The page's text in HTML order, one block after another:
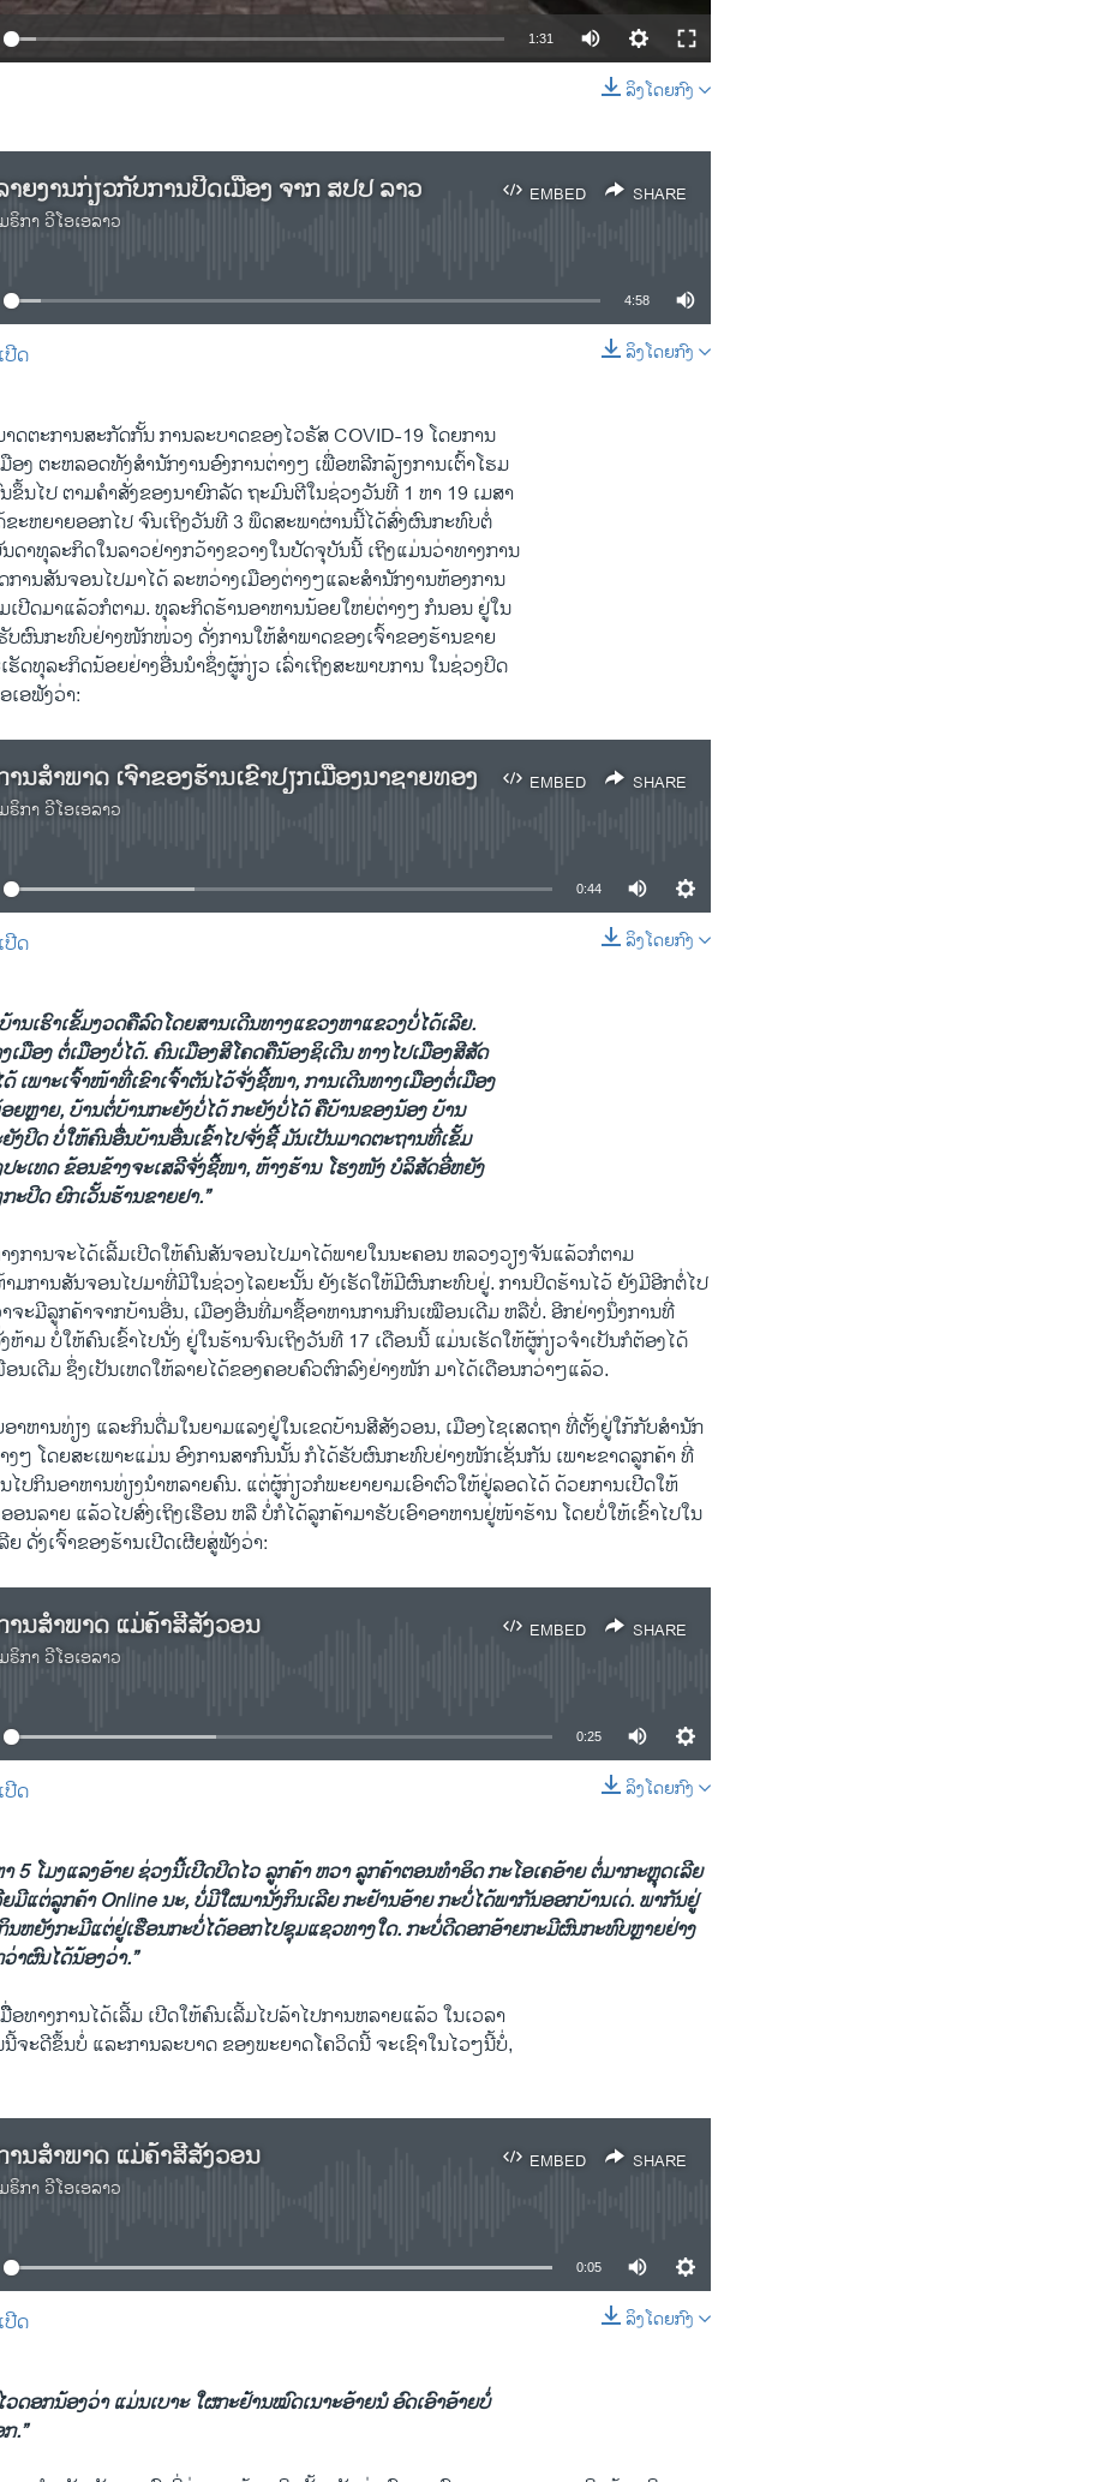
SHARE
1:31
ລິງໂດຍກົງ
EMBED SHARE
າຍງານກ່ຽວກັບການປິດເມືອງ ຈາກ ສປປ ລາວ
ຣິກາ ວີໂອເອລາວ
SHARE
4:58
ລິງໂດຍກົງ
ປີດ
ດຕະການສະກັດກັ້ນ ການລະບາດຂອງໄວຣັສ COVID-19 ໂດຍການ
ອງ ຕະຫລອດທັງສໍານັກງານອົງການຕ່າງໆ ເພື່ອຫລີກລ້ຽງການເຕົ້າໂຮມ
ຂຶ້ນໄປ ຕາມຄໍາສັ່ງຂອງນາຍົກລັດ ຖະມົນຕີໃນຊ່ວງວັນທີ 1 ຫາ 19 ເມສາ
ຂະຫຍາຍອອກໄປ ຈົນເຖິງວັນທີ 3 ພຶດສະພາຜ່ານນີ້ໄດ້ສົ່ງຜົນກະທົບຕໍ່
ດາທຸລະກິດໃນລາວຢ່າງກວ້າງຂວາງໃນປັດຈຸບັນນີ້ ເຖິງແມ່ນວ່າທາງການ
ການສັນຈອນໄປມາໄດ້ ລະຫວ່າງເມືອງຕ່າງໆແລະສໍານັກງານຫ້ອງການ
ເປີດມາແລ້ວກໍຕາມ. ທຸລະກິດຮ້ານອາຫານນ້ອຍໃຫຍ່ຕ່າງໆ ກໍນອນ ຢູ່ໃນ
ຜົນກະທົບຢ່າງໜັກໜ່ວງ ດັ່ງການໃຫ້ສໍາພາດຂອງເຈົ້າຂອງຮ້ານຂາຍ
ຮັດທຸລະກິດນ້ອຍຢ່າງອື່ນນໍາຊຶ່ງຜູ້ກ່ຽວ ເລົ່າເຖິງສະພາບການ ໃນຊ່ວງປິດ
ເອຟັງວ່າ:
EMBED SHARE
ານສຳພາດ ເຈົ້າຂອງຮ້ານເຂົ້າປຽກເມືອງນາຊາຍທອງ
ຣິກາ ວີໂອເອລາວ
SHARE
0:44
ລິງໂດຍກົງ
ປີດ
ານເຮົາເຂັ້ມງວດຄືລົດໂດຍສານເດີນທາງແຂວງຫາແຂວງບໍ່ໄດ້ເລີຍ.
ເມືອງ ຕໍ່ເມືອງບໍ່ໄດ້. ຄົນເມືອງສີໂຄດຄືນ້ອງຊິເດີນ ທາງໄປເມືອງສີສັດ
ເພາະເຈົ້າໜ້າທີ່ເຂົາເຈົ້າຕັນໄວ້ຈັ່ງຊີ້ໜາ, ການເດີນທາງເມືອງຕໍ່ເມືອງ
ຫຼາຍ, ບ້ານຕໍ່ບ້ານກະຍັງບໍ່ໄດ້ ກະຍັງບໍ່ໄດ້ ຄືບ້ານຂອງນ້ອງ ບ້ານ
ງປິດ ບໍ່ໃຫ້ຄົນອື່ນບ້ານອື່ນເຂົ້າໄປຈັ່ງຊີ້ ມັນເປັນມາດຕະຖານທີ່ເຂັ້ມ
ະເທດ ຂ້ອນຂ້າງຈະເສລີຈັ່ງຊີ້ໜາ, ຫ້າງຮ້ານ ໂຮງໜັງ ບໍລິສັດອີ່ຫຍັງ
ະປິດ ຍົກເວັ້ນຮ້ານຂາຍຢາ.”
ງການຈະໄດ້ເລີ້ມເປີດໃຫ້ຄົນສັນຈອນໄປມາໄດ້ພາຍໃນນະຄອນ ຫລວງວຽງຈັນແລ້ວກໍຕາມ
ມການສັນຈອນໄປມາທີ່ມີໃນຊ່ວງໄລຍະນັ້ນ ຍັງເຮັດໃຫ້ມີຜົນກະທົບຢູ່. ການປິດຮ້ານໄວ້ ຍັງມີອີກຕໍ່ໄປ
ຈະມີລູກຄ້າຈາກບ້ານອື່ນ, ເມືອງອື່ນທີ່ມາຊື້ອາຫານການກິນເໝືອນເດີມ ຫລືບໍ່. ອີກຢ່າງນຶ່ງການທີ່
ຫ້າມ ບໍ່ໃຫ້ຄົນເຂົ້າໄປນັ່ງ ຢູ່ໃນຮ້ານຈົນເຖິງວັນທີ 17 ເດືອນນີ້ ແມ່ນເຮັດໃຫ້ຜູ້ກ່ຽວຈໍາເປັນກໍຕ້ອງໄດ້
ນເດີມ ຊຶ່ງເປັນເຫດໃຫ້ລາຍໄດ້ຂອງຄອບຄົວຕົກລົງຢ່າງໜັກ ມາໄດ້ເດືອນກວ່າໆແລ້ວ.
າຫານທ່ຽງ ແລະກິນດື່ມໃນຍາມແລງຢູ່ໃນເຂດບ້ານສີສັງວອນ, ເມືອງໄຊເສດຖາ ທີ່ຕັ້ງຢູ່ໃກ້ກັບສໍານັກ
ງໆ ໂດຍສະເພາະແມ່ນ ອົງການສາກົນນັ້ນ ກໍໄດ້ຮັບຜົນກະທົບຢ່າງໜັກເຊັ່ນກັນ ເພາະຂາດລູກຄ້າ ທີ່
ໄປກິນອາຫານທ່ຽງນໍາຫລາຍຄົນ. ແຕ່ຜູ້ກ່ຽວກໍພະຍາຍາມເອົາຕົວໃຫ້ຢູ່ລອດໄດ້ ດ້ວຍການເປີດໃຫ້
ອນລາຍ ແລ້ວໄປສົ່ງເຖິງເຮືອນ ຫລື ບໍ່ກໍໄດ້ລູກຄ້າມາຮັບເອົາອາຫານຢູ່ໜ້າຮ້ານ ໂດຍບໍ່ໃຫ້ເຂົ້າໄປໃນ
ຍ ດັ່ງເຈົ້າຂອງຮ້ານເປີດເຜີຍສູ່ຟັງວ່າ:
EMBED SHARE
ານສຳພາດ ແມ່ຄ້າສີສັງວອນ
ຣິກາ ວີໂອເອລາວ
SHARE
0:25
ລິງໂດຍກົງ
ປີດ
າ 5 ໂມງແລງອ້າຍ ຊ່ວງນີ້ເປີດປິດໄວ ລູກຄ້າ ຫວາ ລູກຄ້າຕອນທໍາອິດ ກະໂອເຄອ້າຍ ຕໍ່ມາກະຫຼຸດເລີຍ
ມີແຕ່ລູກຄ້າ Online ນະ, ບໍ່ມີໃຜມານັ່ງກິນເລີຍ ກະຢ້ານອ້າຍ ກະບໍ່ໄດ້ພາກັນອອກບ້ານເດ່. ພາກັນຢູ່
ນຫຍັງກະມີແຕ່ຢູ່ເຮືອນກະບໍ່ໄດ້ອອກໄປຊຸມແຊວທາງໃດ. ກະບໍ່ດີດອກອ້າຍກະມີຜົນກະທົບຫຼາຍຢ່າງ
າຜົນໄດ້ນ້ອງວ່າ.”
ອທາງການໄດ້ເລີ້ມ ເປີດໃຫ້ຄົນເລີ້ມໄປລ້າໄປການຫລາຍແລ້ວ ໃນເວລາ
ຈະດີຂຶ້ນບໍ່ ແລະການລະບາດ ຂອງພະຍາດໂຄວິດນີ້ ຈະເຊົາໃນໄວໆນີ້ບໍ່,
EMBED SHARE
ານສຳພາດ ແມ່ຄ້າສີສັງວອນ
ຣິກາ ວີໂອເອລາວ
SHARE
0:05
ລິງໂດຍກົງ
ປີດ
ວດອກນ້ອງວ່າ ແມ່ນເບາະ ໃຜກະຢ້ານໝົດເນາະອ້າຍນໍ ອົດເອົາອ້າຍບໍ່
.”